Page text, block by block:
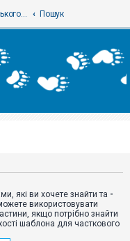
форум Українського теріологічного товариства Пошук
які ви хочете знайти та -
використовувати
якщо потрібно знайти
шаблона для часткового